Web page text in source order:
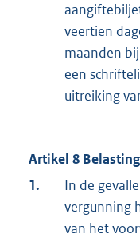
veertien
maanden
een
uitreiking
Artikel 8
1.
In de
vergunning
van het